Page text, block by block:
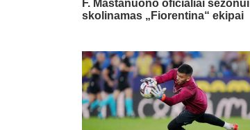
F. Mastanuono oficialiai sezonui
skolinamas „Fiorentina“ ekipai